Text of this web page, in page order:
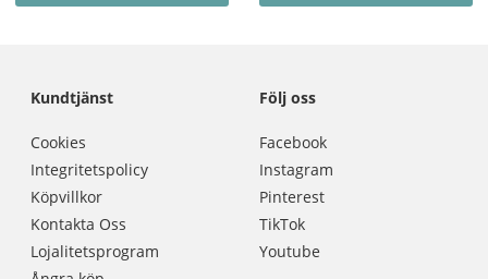
Kundtjänst
Cookies
Integritetspolicy
Köpvillkor
Kontakta Oss
Lojalitetsprogram
Följ oss
Facebook
Instagram
Pinterest
TikTok
Youtube